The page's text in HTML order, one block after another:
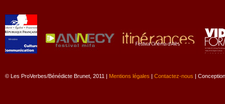
© Les ProVerbes/Bénédicte Brunet, 2011 | Mentions légales | Contactez-nous |